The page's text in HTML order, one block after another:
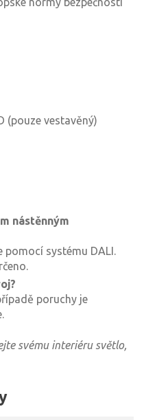
(pouze vestavěný)
nástěnným
pomocí systému DALI.
poruchy je
svému interiéru světlo,